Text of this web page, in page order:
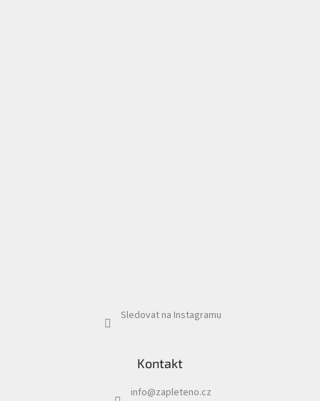
Sledovat na Instagramu
Kontakt
info@zapleteno.cz